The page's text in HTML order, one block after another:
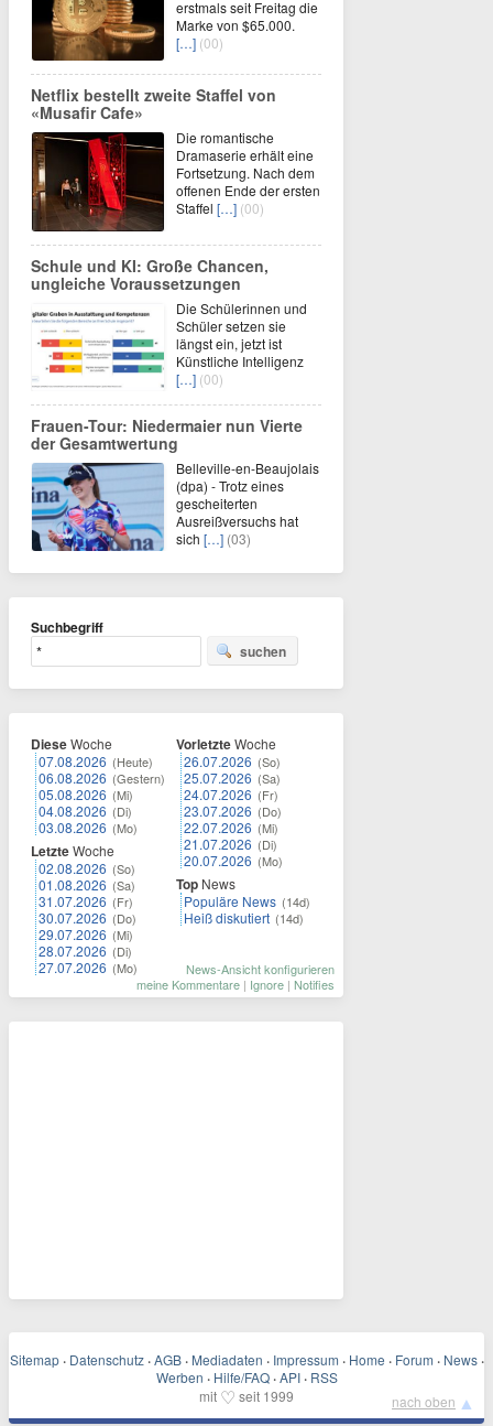
erstmals seit Freitag die
Marke von $65.000.
[…] (00)
Netflix bestellt zweite Staffel von
«Musafir Cafe»
Die romantische
Dramaserie erhält eine
Fortsetzung. Nach dem
offenen Ende der ersten
Staffel […] (00)
Schule und KI: Große Chancen,
ungleiche Voraussetzungen
Die Schülerinnen und
Schüler setzen sie
längst ein, jetzt ist
Künstliche Intelligenz
[…] (00)
Frauen-Tour: Niedermaier nun Vierte
der Gesamtwertung
Belleville-en-Beaujolais
(dpa) - Trotz eines
gescheiterten
Ausreißversuchs hat
sich […] (03)
Suchbegriff
suchen
DieseWoche
07.08.2026 (Heute)
06.08.2026 (Gestern)
05.08.2026 (Mi)
04.08.2026 (Di)
03.08.2026 (Mo)
LetzteWoche
02.08.2026 (So)
01.08.2026 (Sa)
31.07.2026 (Fr)
30.07.2026 (Do)
29.07.2026 (Mi)
28.07.2026 (Di)
27.07.2026 (Mo)
VorletzteWoche
26.07.2026 (So)
25.07.2026 (Sa)
24.07.2026 (Fr)
23.07.2026 (Do)
22.07.2026 (Mi)
21.07.2026 (Di)
20.07.2026 (Mo)
Top News
Populäre News (14d)
Heiß diskutiert (14d)
News-Ansicht konfigurieren
meine Kommentare | Ignore | Notifies
Sitemap · Datenschutz · AGB · Mediadaten · Impressum · Home · Forum · News ·
Werben · Hilfe/FAQ · API · RSS
mit ♡ seit 1999 nach oben ▲